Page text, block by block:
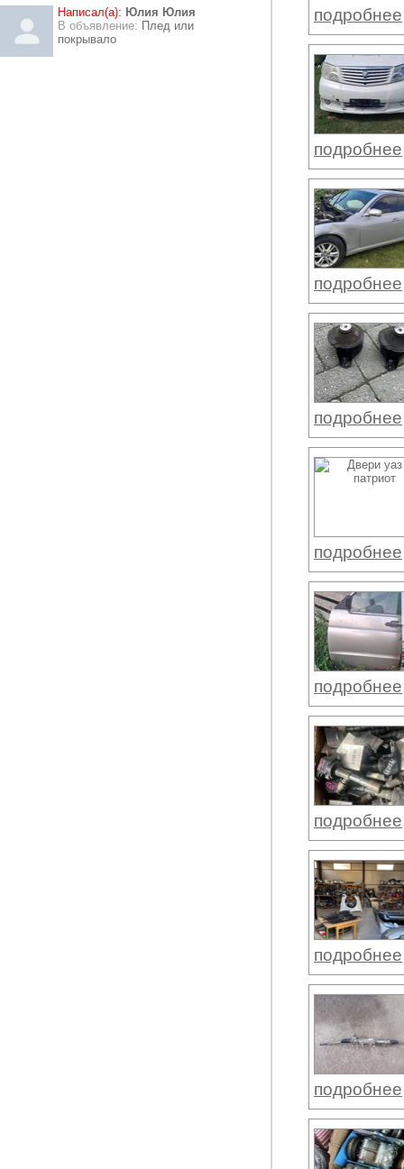
Написал(а): Юлия Юлия
В объявление: Плед или
покрывало
подробнее
подробнее
подробнее
подробнее
подробнее
подробнее
подробнее
подробнее
подробнее